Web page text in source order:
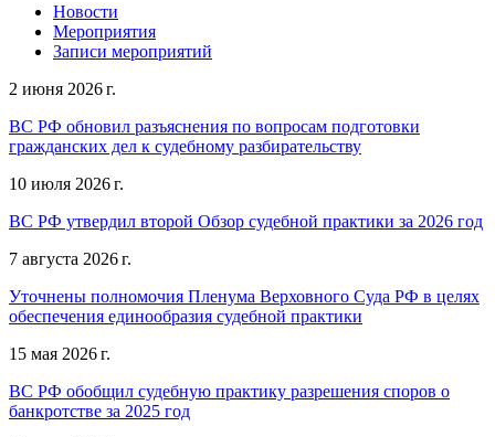
Новости
Мероприятия
Записи мероприятий
2 июня 2026 г.
ВС РФ обновил разъяснения по вопросам подготовки
гражданских дел к судебному разбирательству
10 июля 2026 г.
ВС РФ утвердил второй Обзор судебной практики за 2026 год
7 августа 2026 г.
Уточнены полномочия Пленума Верховного Суда РФ в целях
обеспечения единообразия судебной практики
15 мая 2026 г.
ВС РФ обобщил судебную практику разрешения споров о
банкротстве за 2025 год